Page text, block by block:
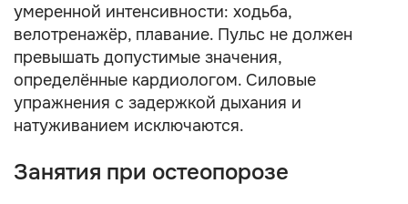
умеренной интенсивности: ходьба,
велотренажёр, плавание. Пульс не должен
превышать допустимые значения,
определённые кардиологом. Силовые
упражнения с задержкой дыхания и
натуживанием исключаются.
Занятия при остеопорозе